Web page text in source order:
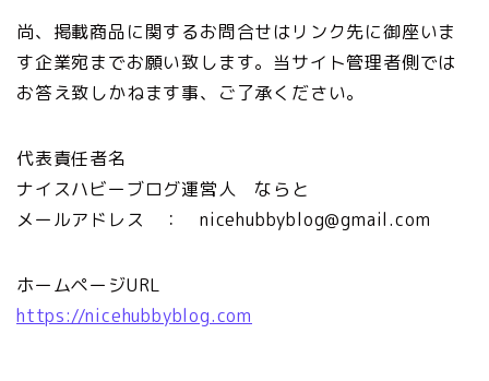
尚、掲載商品に関するお問合せはリンク先に御座いま
す企業宛までお願い致します。当サイト管理者側では
お答え致しかねます事、ご了承ください。
代表責任者名
ナイスハビーブログ運営人 ならと
メールアドレス ： nicehubbyblog@gmail.com
ホームページURL
https://nicehubbyblog.com